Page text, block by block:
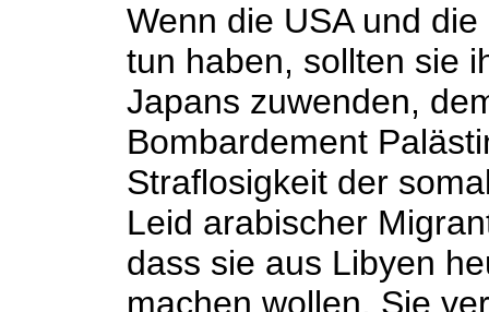
Wenn die USA und
tun haben, sollten sie
Japans zuwenden,
Bombardement
Straflosigkeit der
Leid arabischer
dass sie aus Libyen
machen wollen. Sie